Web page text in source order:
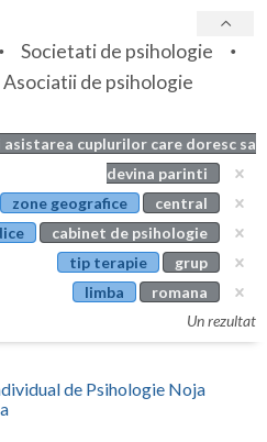
Societati de psihologie
Asociatii de psihologie
asistarea cuplurilor care doresc sa
devina parinti
zone geografice
central
cabinet de psihologie
tip terapie
grup
limba
romana
Un rezultat
de Psihologie Noja